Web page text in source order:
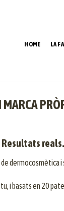
HOME LA
MARCA
reals.
de
i basats en 20